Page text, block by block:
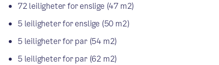
72 leiligheter for enslige (47 m2)
5 leiligheter for enslige (50 m2)
5 leiligheter for par (54 m2)
5 leiligheter for par (62 m2)